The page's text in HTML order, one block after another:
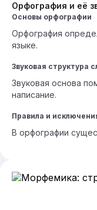
Орфография и её
Основы орфографии
Орфография
языке.
Звуковая структура
Звуковая основа
написание.
Правила и
В орфографии